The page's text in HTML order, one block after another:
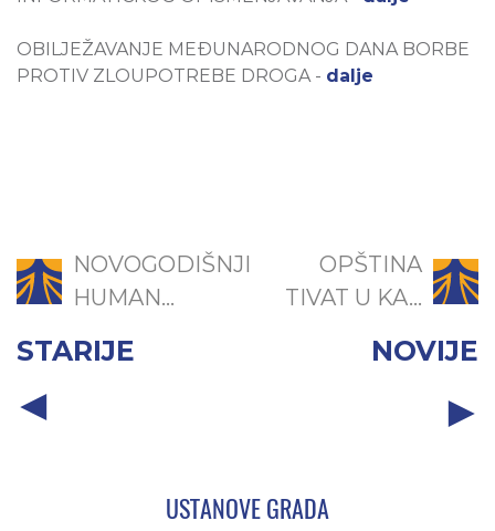
OBILJEŽAVANJE MEĐUNARODNOG DANA BORBE
PROTIV ZLOUPOTREBE DROGA - dalje
NOVOGODIŠNJI
HUMAN...
STARIJE
OPŠTINA
TIVAT U KA...
NOVIJE
USTANOVE GRADA